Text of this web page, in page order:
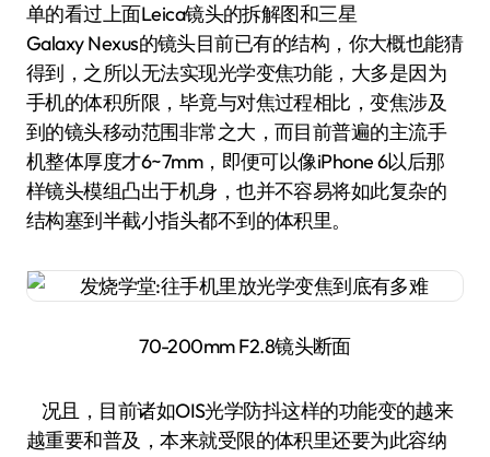
单的看过上面Leica镜头的拆解图和三星
Galaxy Nexus的镜头目前已有的结构，你大概也能猜
得到，之所以无法实现光学变焦功能，大多是因为
手机的体积所限，毕竟与对焦过程相比，变焦涉及
到的镜头移动范围非常之大，而目前普遍的主流手
机整体厚度才6~7mm，即便可以像iPhone 6以后那
样镜头模组凸出于机身，也并不容易将如此复杂的
结构塞到半截小指头都不到的体积里。
70-200mm F2.8镜头断面
况且，目前诸如OIS光学防抖这样的功能变的越来
越重要和普及，本来就受限的体积里还要为此容纳